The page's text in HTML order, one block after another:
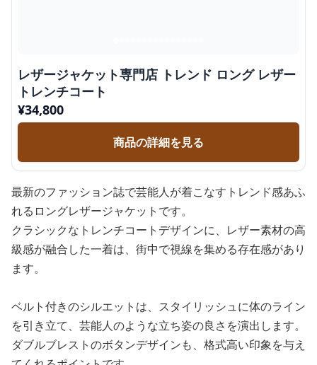
レザージャケット専門店 トレンド ロング レザー
トレンチコート
¥34,800
商品の詳細を見る
最新のファッション誌で芸能人が着こなすトレンド感あふ
れるロングレザージャケットです。
クラシックなトレンチコートデザインに、レザー素材の高
級感が融合した一着は、街中で視線を集める存在感があり
ます。
ベルト付きのシルエットは、スタイリッシュに体のライン
を引き立て、芸能人のような立ち姿の良さを演出します。
ダブルブレストのボタンデザインも、格式高い印象を与え